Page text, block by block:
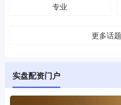
专业
更多话
实盘配资门户